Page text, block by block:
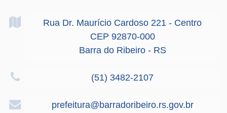
Rua Dr. Maurício Cardoso 221 - Centro
CEP 92870-000
Barra do Ribeiro - RS
(51) 3482-2107
prefeitura@barradoribeiro.rs.gov.br